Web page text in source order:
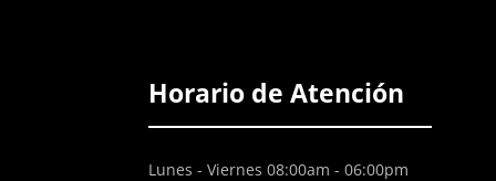
Horario de Atención
Lunes - Viernes 08:00am - 06:00pm